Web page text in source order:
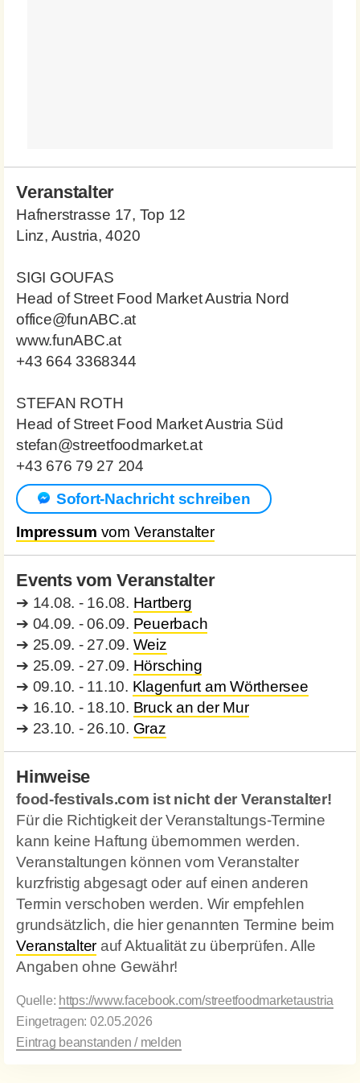
Veranstalter
Hafnerstrasse 17, Top 12
Linz, Austria, 4020
SIGI GOUFAS
Head of Street Food Market Austria Nord
office@funABC.at
www.funABC.at
+43 664 3368344
STEFAN ROTH
Head of Street Food Market Austria Süd
stefan@streetfoodmarket.at
+43 676 79 27 204
Sofort-Nachricht schreiben
Impressum vom Veranstalter
Events vom Veranstalter
➔ 14.08. - 16.08. Hartberg
➔ 04.09. - 06.09. Peuerbach
➔ 25.09. - 27.09. Weiz
➔ 25.09. - 27.09. Hörsching
➔ 09.10. - 11.10. Klagenfurt am Wörthersee
➔ 16.10. - 18.10. Bruck an der Mur
➔ 23.10. - 26.10. Graz
Hinweise
food-festivals.com ist nicht der Veranstalter!
Für die Richtigkeit der Veranstaltungs-Termine
kann keine Haftung übernommen werden.
Veranstaltungen können vom Veranstalter
kurzfristig abgesagt oder auf einen anderen
Termin verschoben werden. Wir empfehlen
grundsätzlich, die hier genannten Termine beim
Veranstalter auf Aktualität zu überprüfen. Alle
Angaben ohne Gewähr!
Quelle: https://www.facebook.com/streetfoodmarketaustria
Eingetragen: 02.05.2026
Eintrag beanstanden / melden